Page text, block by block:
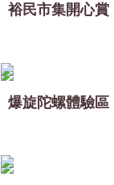
裕民市集開心賞
爆旋陀螺體驗區